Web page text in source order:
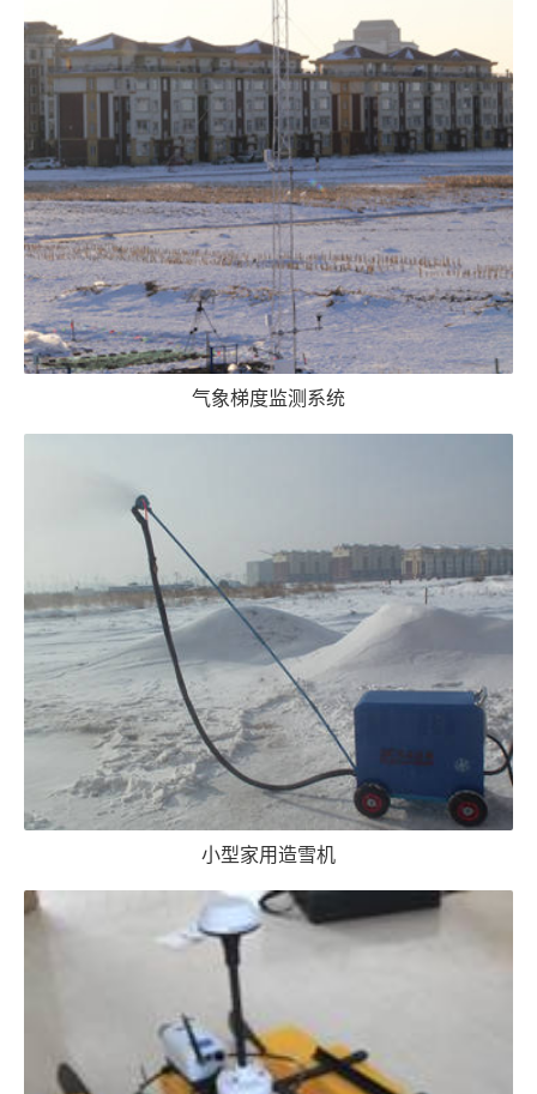
气象梯度监测系统
小型家用造雪机